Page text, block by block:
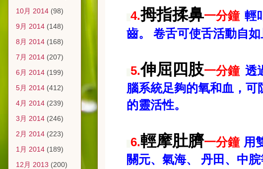
4.拇指揉鼻一分鐘 輕
齒。
卷舌可使舌活動自如
5.伸屈四肢一分鐘 透
腦系統足夠的氧和血，可
的靈活性。
6.輕摩肚臍一分鐘 用
關元、氣海、
丹田、中
10月 2014 (98)
9月 2014 (148)
8月 2014 (168)
7月 2014 (207)
6月 2014 (199)
5月 2014 (412)
4月 2014 (239)
3月 2014 (246)
2月 2014 (223)
1月 2014 (189)
12月 2013 (200)